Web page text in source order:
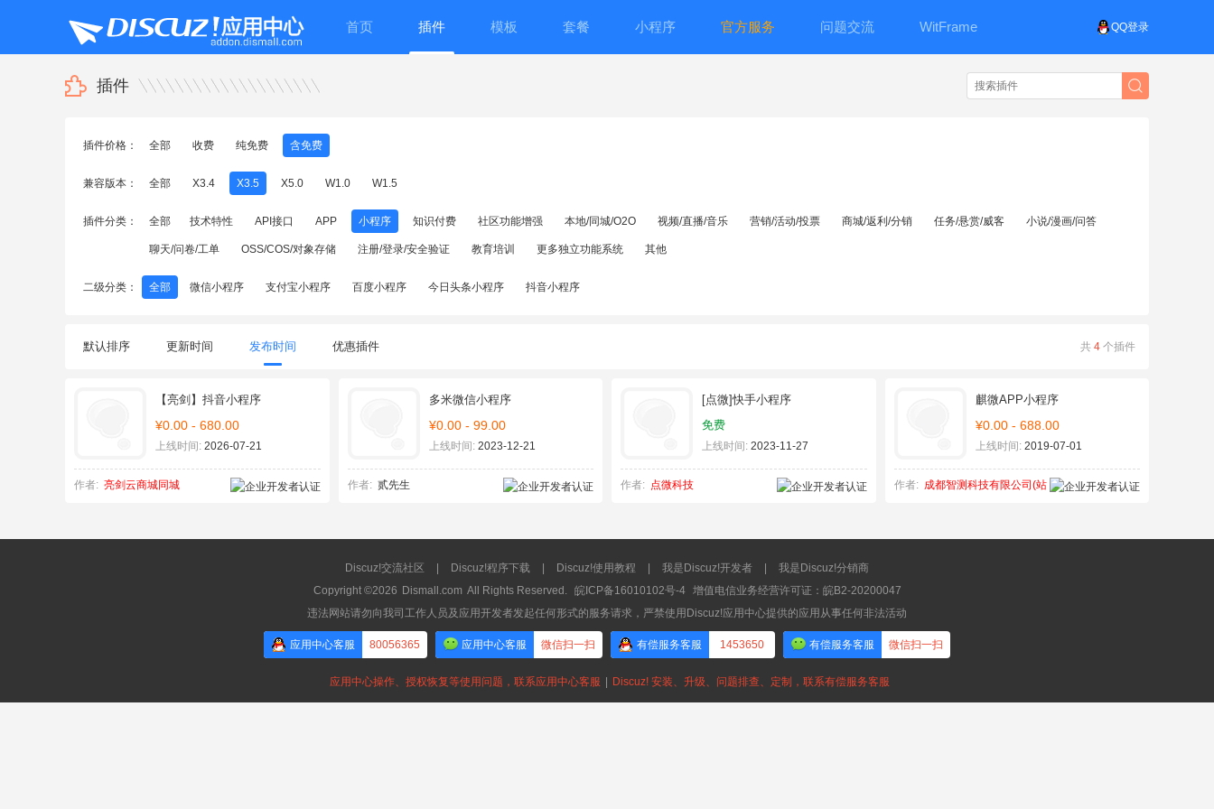
QQ登录
首页 插件 模板 套餐 小程序 官方服务 问题交流 WitFrame
插件
插件价格： 全部 收费 纯免费 含免费
兼容版本： 全部 X3.4 X3.5 X5.0 W1.0 W1.5
插件分类： 全部 技术特性 API接口 APP 小程序 知识付费 社区功能增强 本地/同城/O2O 视频/直播/音乐 营销/活动/投票 商城/返利/分销 任务/悬赏/威客 小说/漫画/问答
聊天/问卷/工单 OSS/COS/对象存储 注册/登录/安全验证 教育培训 更多独立功能系统 其他
二级分类： 全部 微信小程序 支付宝小程序 百度小程序 今日头条小程序 抖音小程序
共 4 个插件
默认排序 更新时间 发布时间 优惠插件
【亮剑】抖音小程序
¥0.00 - 680.00
上线时间: 2026-07-21
作者: 亮剑云商城同城
多米微信小程序
¥0.00 - 99.00
上线时间:2023-12-21
作者: 贰先生
[点微]快手小程序
免费
上线时间: 2023-11-27
作者: 点微科技
麒微APP小程序
¥0.00 - 688.00
上线时间:2019-07-01
作者: 成都智测科技有限公司(站
Discuz!交流社区 Discuz!程序下载 Discuz!使用教程 我是Discuz!开发者
我是Discuz!分销商
Copyright ©2026 Dismall.com All Rights Reserved. 皖ICP备16010102号-4
增值电信业务经营许可证：皖B2-20200047
违法网站请勿向我司工作人员及应用开发者发起任何形式的服务请求，严禁使用Discuz!应用中心提供的应用从事任何非法活动
应用中心客服 80056365 应用中心客服 微信扫一扫 有偿服务客服 1453650 有偿服务客服 微信扫一扫
应用中心操作、授权恢复等使用问题，联系应用中心客服 Discuz! 安装、升级、问题排查、定制，联系有偿服务客服